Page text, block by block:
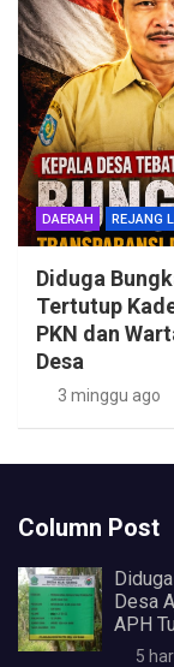
DAERAH REJANG
Diduga
Tertutup
PKN dan
Desa
3 minggu ago
Column Post
Desa
APH
5